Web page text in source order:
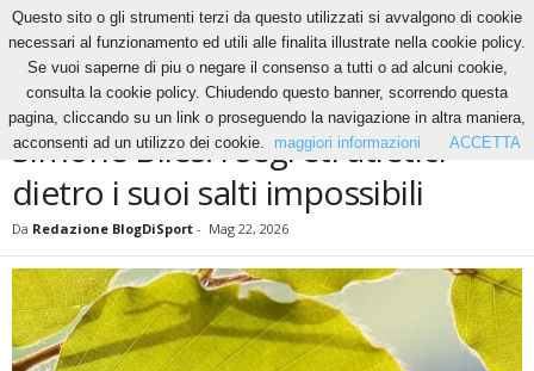
News Simone Biles: i segreti atletici dietro i suoi salti impossibili
NEWS
Simone Biles: i segreti atletici
dietro i suoi salti impossibili
Da Redazione BlogDiSport - Mag 22, 2026
Questo sito o gli strumenti terzi da questo utilizzati si avvalgono di cookie
necessari al funzionamento ed utili alle finalita illustrate nella cookie policy.
Se vuoi saperne di piu o negare il consenso a tutti o ad alcuni cookie,
consulta la cookie policy. Chiudendo questo banner, scorrendo questa
pagina, cliccando su un link o proseguendo la navigazione in altra maniera,
acconsenti ad un utilizzo dei cookie.
maggiori informazioni ACCETTA